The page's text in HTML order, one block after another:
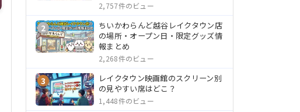
2,757件のビュー
2
ちいかわらんど越谷レイクタウン店
の場所・オープン日・限定グッズ情
報まとめ
2,268件のビュー
3
レイクタウン映画館のスクリーン別
の見やすい席はどこ？
1,448件のビュー